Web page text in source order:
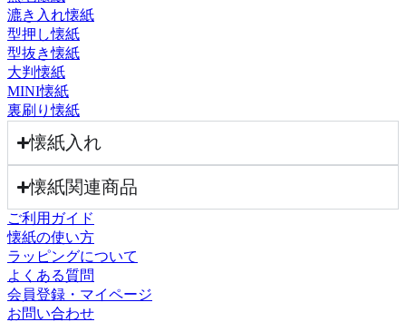
漉き入れ懐紙
型押し懐紙
型抜き懐紙
大判懐紙
MINI懐紙
裏刷り懐紙
懐紙入れ
懐紙関連商品
ご利用ガイド
懐紙の使い方
ラッピングについて
よくある質問
会員登録・マイページ
お問い合わせ